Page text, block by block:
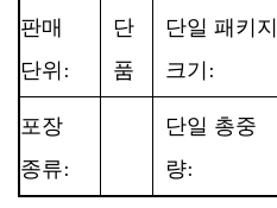
판매
단위:
단
품
단일 패키지
크기:
포장
종류:
단일 총중
량: